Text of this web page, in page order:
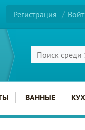
Регистрация
ВАННЫЕ